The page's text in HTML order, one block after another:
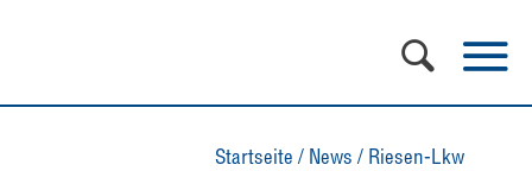
Startseite / News / Riesen-Lkw